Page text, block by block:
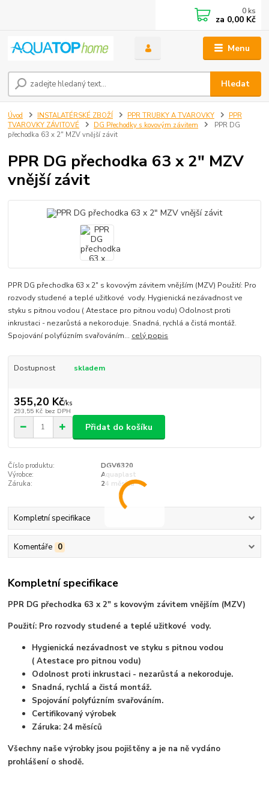
Menu
Hledat
0 ks
za 0,00 Kč
Úvod INSTALATÉRSKÉ ZBOŽÍ PPR TRUBKY A TVAROVKY
PPR
TVAROVKY ZÁVITOVÉ
DG Přechodky s kovovým závitem
PPR DG
přechodka 63 x 2" MZV vnější závit
PPR DG přechodka 63 x 2" MZV
vnější závit
PPR DG přechodka 63 x 2" s kovovým závitem vnějším (MZV) Použití: Pro
rozvody studené a teplé užitkové vody. Hygienická nezávadnost ve
styku s pitnou vodou ( Atestace pro pitnou vodu) Odolnost proti
inkrustaci - nezarůstá a nekoroduje. Snadná, rychlá a čistá montáž.
Spojování polyfúzním svařováním... celý popis
Dostupnost skladem
355,20 Kč/ks
293,55 Kč bez DPH
Přidat do košíku
Číslo produktu:
DGV6320
Výrobce:
Aquaplast
Záruka:
24 měsíců
Kompletní specifikace
Komentáře 0
Kompletní specifikace
PPR DG přechodka 63 x 2" s kovovým závitem vnějším (MZV)
Použití: Pro rozvody studené a teplé užitkové vody.
Hygienická nezávadnost ve styku s pitnou vodou
( Atestace pro pitnou vodu)
Odolnost proti inkrustaci - nezarůstá a nekoroduje.
Snadná, rychlá a čistá montáž.
Spojování polyfúzním svařováním.
Certifikovaný výrobek
Záruka: 24 měsíců
Všechny naše výrobky jsou pojištěny a je na ně vydáno
prohlášení o shodě.